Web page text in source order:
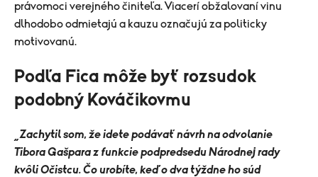
právomoci verejného činiteľa. Viacerí obžalovaní vinu
dlhodobo odmietajú a kauzu označujú za politicky
motivovanú.
Podľa Fica môže byť rozsudok
podobný Kováčikovmu
„Zachytil som, že idete podávať návrh na odvolanie
Tibora Gašpara z funkcie podpredsedu Národnej rady
kvôli Očistcu. Čo urobíte, keď o dva týždne ho súd